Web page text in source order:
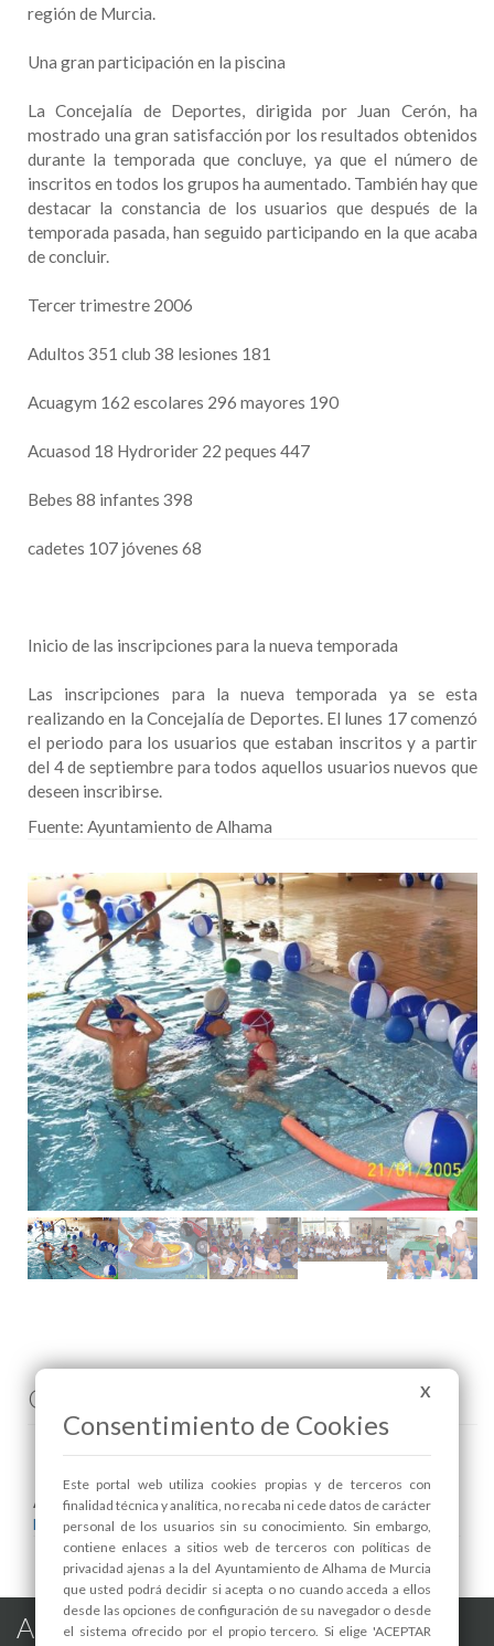
región de Murcia.
Una gran participación en la piscina
La Concejalía de Deportes, dirigida por Juan Cerón, ha
mostrado una gran satisfacción por los resultados obtenidos
durante la temporada que concluye, ya que el número de
inscritos en todos los grupos ha aumentado. También hay que
destacar la constancia de los usuarios que después de la
temporada pasada, han seguido participando en la que acaba
de concluir.
Tercer trimestre 2006
Adultos 351 club 38 lesiones 181
Acuagym 162 escolares 296 mayores 190
Acuasod 18 Hydrorider 22 peques 447
Bebes 88 infantes 398
cadetes 107 jóvenes 68
Inicio de las inscripciones para la nueva temporada
Las inscripciones para la nueva temporada ya se esta
realizando en la Concejalía de Deportes. El lunes 17 comenzó
el periodo para los usuarios que estaban inscritos y a partir
del 4 de septiembre para todos aquellos usuarios nuevos que
deseen inscribirse.
Fuente: Ayuntamiento de Alhama
Comenta esta noticia en Facebook
Areas relacionadas:
Deportes
Alhama de Murcia en las Redes
X
Consentimiento de Cookies
Este portal web utiliza cookies propias y de terceros con
finalidad técnica y analítica, no recaba ni cede datos de carácter
personal de los usuarios sin su conocimiento. Sin embargo,
contiene enlaces a sitios web de terceros con políticas de
privacidad ajenas a la del Ayuntamiento de Alhama de Murcia
que usted podrá decidir si acepta o no cuando acceda a ellos
desde las opciones de configuración de su navegador o desde
el sistema ofrecido por el propio tercero. Si elige 'ACEPTAR